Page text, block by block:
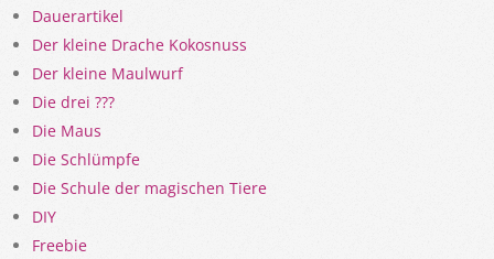
Dauerartikel
Der kleine Drache Kokosnuss
Der kleine Maulwurf
Die drei ???
Die Maus
Die Schlümpfe
Die Schule der magischen Tiere
DIY
Freebie